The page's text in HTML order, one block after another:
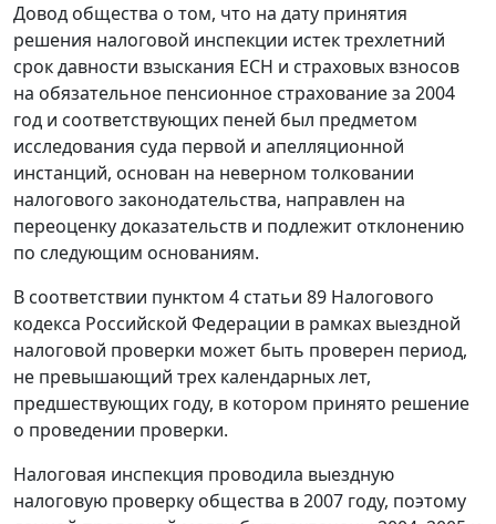
Довод общества о том, что на дату принятия
решения налоговой инспекции истек трехлетний
срок давности взыскания ЕСН и страховых взносов
на обязательное пенсионное страхование за 2004
год и соответствующих пеней был предметом
исследования суда первой и апелляционной
инстанций, основан на неверном толковании
налогового законодательства, направлен на
переоценку доказательств и подлежит отклонению
по следующим основаниям.
В соответствии пунктом 4 статьи 89 Налогового
кодекса Российской Федерации в рамках выездной
налоговой проверки может быть проверен период,
не превышающий трех календарных лет,
предшествующих году, в котором принято решение
о проведении проверки.
Налоговая инспекция проводила выездную
налоговую проверку общества в 2007 году, поэтому